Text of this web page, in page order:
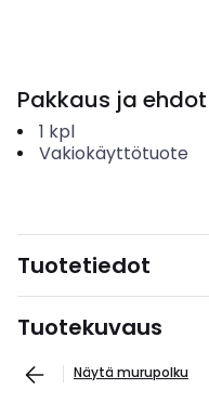
Pakkaus ja ehdot
1 kpl
Vakiokäyttötuote
Tuotetiedot
Tuotekuvaus
Näytä murupolku